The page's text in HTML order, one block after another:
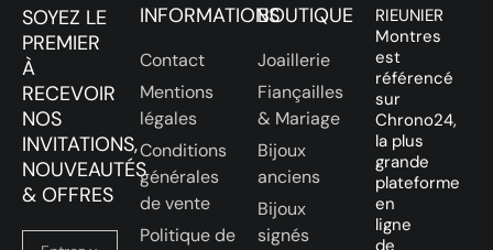
SOYEZ LE
PREMIER
À
RECEVOIR
NOS
INVITATIONS,
NOUVEAUTÉS
& OFFRES
INFORMATIONS
Contact
Mentions
légales
Conditions
générales
de vente
Politique de
BOUTIQUE
Joaillerie
Fiançailles
& Mariage
Bijoux
anciens
Bijoux
signés
RIEUNIER
Montres
est
référencé
sur
Chrono24,
la plus
grande
plateforme
en
ligne
de